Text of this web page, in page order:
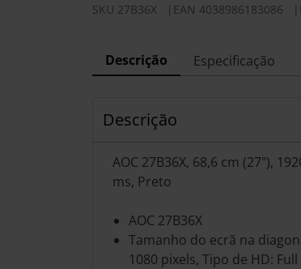
SKU 27B36X EAN 4038986183086
Descrição Especificação
Descrição
AOC 27B36X, 68,6 cm (27"),
ms, Preto
AOC 27B36X
Tamanho do ecrã na
1080 pixels, Tipo de HD: